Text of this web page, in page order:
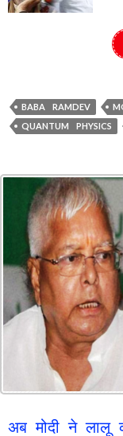
BABA RAMDEV
QUANTUM PHYSICS
अब मोदी ने लालू